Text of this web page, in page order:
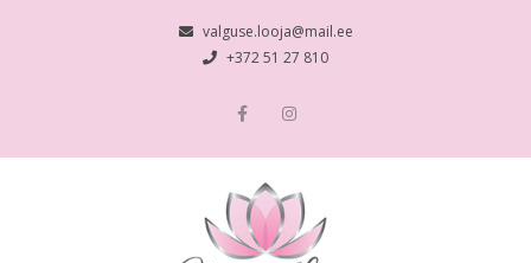
valguse.looja@mail.ee
+372 51 27 810